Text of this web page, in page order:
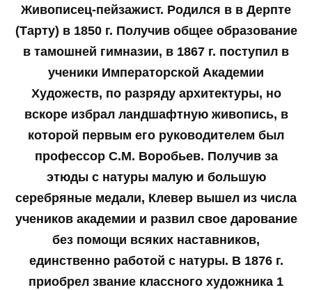
Живописец-пейзажист. Родился в в Дерпте
(Тарту) в 1850 г. Получив общее образование
в тамошней гимназии, в 1867 г. поступил в
ученики Императорской Академии
Художеств, по разряду архитектуры, но
вскоре избрал ландшафтную живопись, в
которой первым его руководителем был
профессор С.М. Воробьев. Получив за
этюды с натуры малую и большую
серебряные медали, Клевер вышел из числа
учеников академии и развил свое дарование
без помощи всяких наставников,
единственно работой с натуры. В 1876 г.
приобрел звание классного художника 1